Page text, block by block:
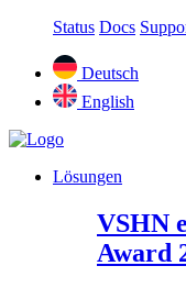
Status Docs
Deutsch
English
Lösungen
VSHN
Award